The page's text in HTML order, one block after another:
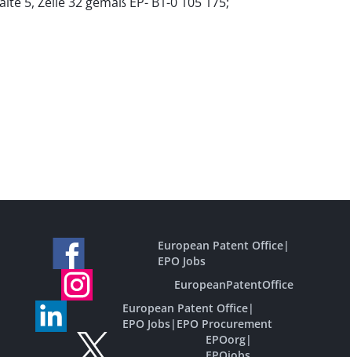
European Patent Office|
EPO Jobs
EuropeanPatentOffice
European Patent Office|
EPO Jobs| EPO Procurement
EPOorg|